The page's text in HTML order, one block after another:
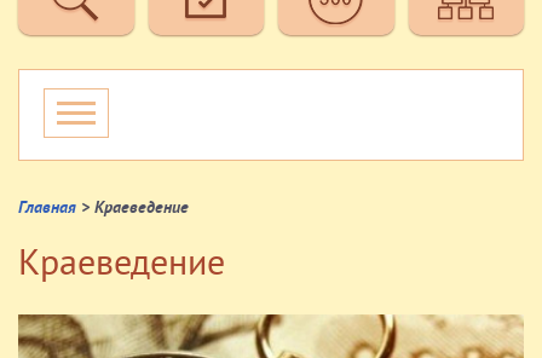
Главная > Краеведение
Краеведение